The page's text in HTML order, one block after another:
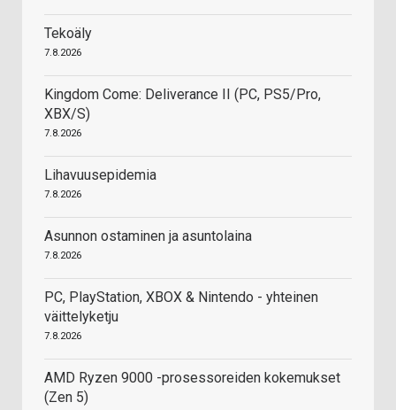
Tekoäly
7.8.2026
Kingdom Come: Deliverance II (PC, PS5/Pro,
XBX/S)
7.8.2026
Lihavuusepidemia
7.8.2026
Asunnon ostaminen ja asuntolaina
7.8.2026
PC, PlayStation, XBOX & Nintendo - yhteinen
väittelyketju
7.8.2026
AMD Ryzen 9000 -prosessoreiden kokemukset
(Zen 5)